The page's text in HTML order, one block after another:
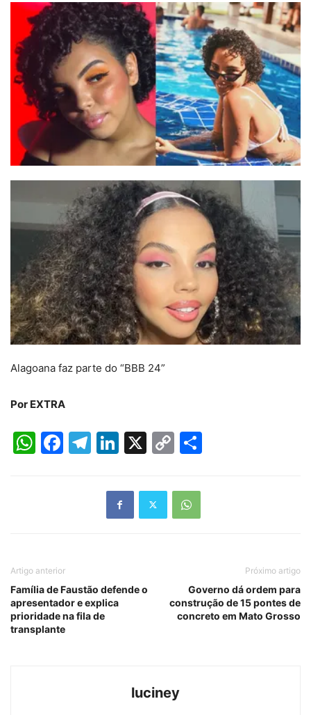
Alagoana faz parte do “BBB 24”
Por EXTRA
WhatsApp
Facebook
Telegram
LinkedIn
X
Copy
Artigo anterior
Família de Faustão defende o
apresentador e explica
prioridade na fila de
transplante
Próximo artigo
Governo dá ordem para
construção de 15 pontes de
concreto em Mato Grosso
luciney